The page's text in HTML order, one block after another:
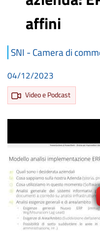
affini
SNI - Camera di
04/12/2023
Video e Podcast